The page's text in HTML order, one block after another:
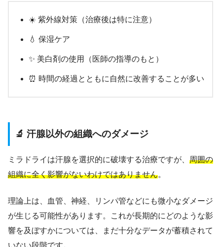
☀️ 紫外線対策（治療後は特に注意）
💧 保湿ケア
✨ 美白剤の使用（医師の指導のもと）
⏰ 時間の経過とともに自然に改善することが多い
🔬 汗腺以外の組織へのダメージ
ミラドライは汗腺を選択的に破壊する治療ですが、 周囲の
組織に全く影響がないわけではありません。
理論上は、血管、神経、リンパ管などにも微小なダメージ
が生じる可能性があります。これが長期的にどのような影
響を及ぼすかについては、まだ十分なデータが蓄積されて